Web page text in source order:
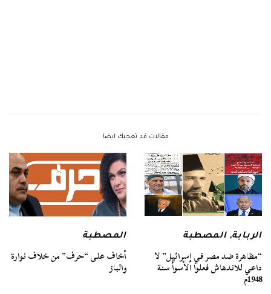
مقالات قد تعجبك ايضا
الربابة,المصطبة
“مظاهرة ضد مصر في إسرائيل” لا
داعي للاندهاش فعلوا الأسوأ سنة
1948م
المصطبة
أخاف على “حرف” من خلاف نوارة
والباز